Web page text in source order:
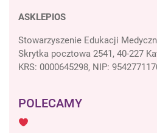
ASKLEPIOS
Stowarzyszenie Edukacji
Skrytka pocztowa 2541, 40-227
KRS: 0000645298, NIP:
POLECAMY